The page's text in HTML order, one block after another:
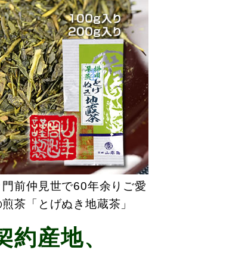
前仲見世で60年余りご愛
茶「とげぬき地蔵茶」
産地、